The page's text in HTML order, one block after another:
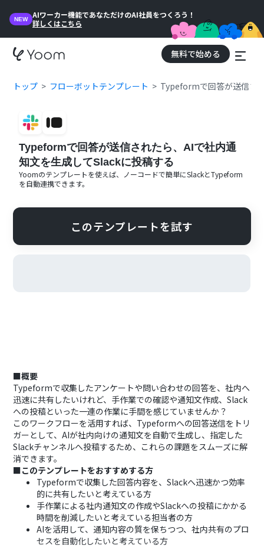
NEW
AIワーカー機能であなただけのAI社員をつくろう！
詳しくはこちら
無料で始める
トップ フローボットテンプレート Typeformで回答が送信さ
Typeformで回答が送信されたら、AIで社内通
知文を生成してSlackに投稿する
Yoomのテンプレートを使えば、ノーコードで簡単にSlackとTypeform
を自動連携できます。
このテンプレートを試す
■概要
Typeformで収集したアンケートや問い合わせの回答を、社内へ
迅速に共有したいけれど、手作業での確認や通知文作成、Slack
への投稿といった一連の作業に手間を感じていませんか？
このワークフローを活用すれば、Typeformへの回答送信をトリ
ガーとして、AIが社内向けの通知文を自動で生成し、指定した
Slackチャンネルへ投稿するため、これらの課題をスムーズに解
消できます。
■このテンプレートをおすすめする方
Typeformで収集した回答内容を、Slackへ迅速かつ効率
的に共有したいと考えている方
手作業による社内通知文の作成やSlackへの投稿にかかる
時間を削減したいと考えている担当者の方
AIを活用して、通知内容の質を保ちつつ、社内共有のプロ
セスを自動化したいと考えている方